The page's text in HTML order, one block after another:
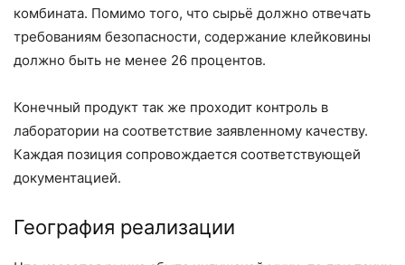
комбината. Помимо того, что сырьё должно отвечать
требованиям безопасности, содержание клейковины
должно быть не менее 26 процентов.
Конечный продукт так же проходит контроль в
лаборатории на соответствие заявленному качеству.
Каждая позиция сопровождается соответствую­щей
документацией.
География реализации